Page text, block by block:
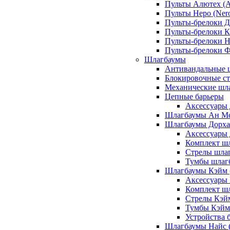
Пульты Алютех
Пульты Неро
Пульты-брелоки
Пульты-брелоки
Пульты-брелоки
Пульты-брелоки
Шлагбаумы
Антивандальные
Блокировочные
Механические
Цепные барьеры
Аксессуары
Шлагбаумы Ан
Шлагбаумы
Комплект
Стрелы
Тумбы
Шлагбаумы Кэйм
Комплект
Стрелы
Тумбы
Устройства
Шлагбаумы Найс